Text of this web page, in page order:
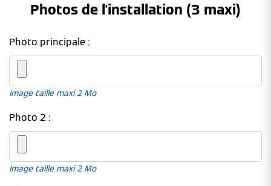
Photos de l'installation (3 maxi)
Photo principale :
Image taille maxi 2 Mo
Photo 2 :
Image taille maxi 2 Mo